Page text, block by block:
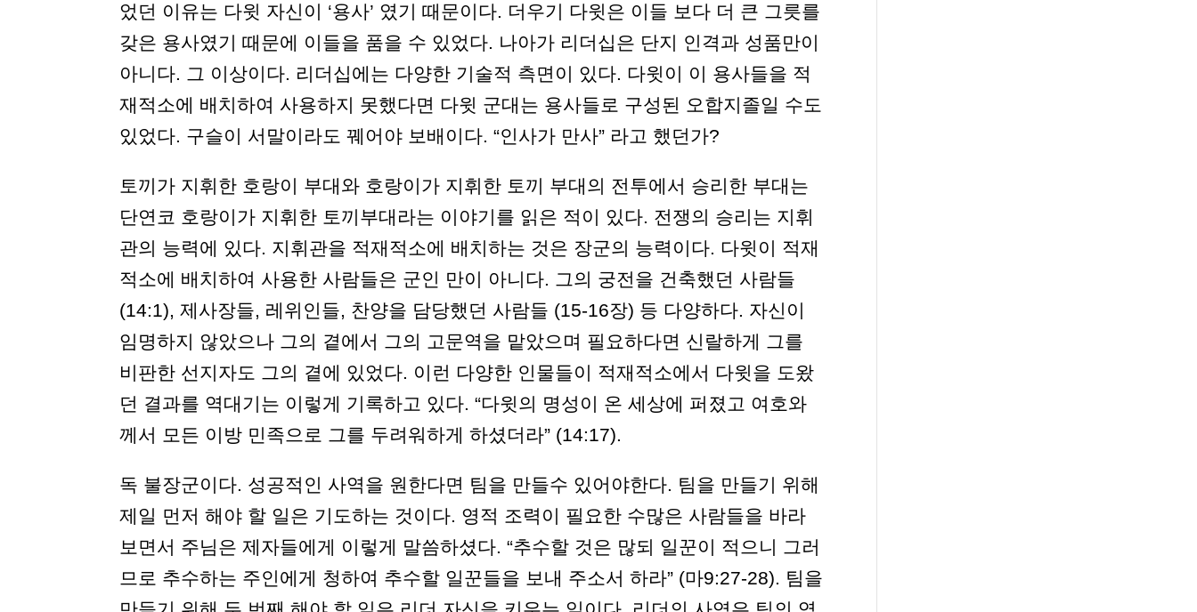
었던 이유는 다윗 자신이 ‘용사’ 였기 때문이다. 더우기 다윗은 이들 보다 더 큰 그릇를
갖은 용사였기 때문에 이들을 품을 수 있었다. 나아가 리더십은 단지 인격과 성품만이
아니다. 그 이상이다. 리더십에는 다양한 기술적 측면이 있다. 다윗이 이 용사들을 적
재적소에 배치하여 사용하지 못했다면 다윗 군대는 용사들로 구성된 오합지졸일 수도
있었다. 구슬이 서말이라도 꿰어야 보배이다. “인사가 만사” 라고 했던가?
토끼가 지휘한 호랑이 부대와 호랑이가 지휘한 토끼 부대의 전투에서 승리한 부대는
단연코 호랑이가 지휘한 토끼부대라는 이야기를 읽은 적이 있다. 전쟁의 승리는 지휘
관의 능력에 있다. 지휘관을 적재적소에 배치하는 것은 장군의 능력이다. 다윗이 적재
적소에 배치하여 사용한 사람들은 군인 만이 아니다. 그의 궁전을 건축했던 사람들
(14:1), 제사장들, 레위인들, 찬양을 담당했던 사람들 (15-16장) 등 다양하다. 자신이
임명하지 않았으나 그의 곁에서 그의 고문역을 맡았으며 필요하다면 신랄하게 그를
비판한 선지자도 그의 곁에 있었다. 이런 다양한 인물들이 적재적소에서 다윗을 도왔
던 결과를 역대기는 이렇게 기록하고 있다. “다윗의 명성이 온 세상에 퍼졌고 여호와
께서 모든 이방 민족으로 그를 두려워하게 하셨더라” (14:17).
독 불장군이다. 성공적인 사역을 원한다면 팀을 만들수 있어야한다. 팀을 만들기 위해
제일 먼저 해야 할 일은 기도하는 것이다. 영적 조력이 필요한 수많은 사람들을 바라
보면서 주님은 제자들에게 이렇게 말씀하셨다. “추수할 것은 많되 일꾼이 적으니 그러
므로 추수하는 주인에게 청하여 추수할 일꾼들을 보내 주소서 하라” (마9:27-28). 팀을